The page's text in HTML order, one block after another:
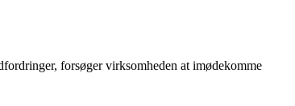
forsøger virksomheden at imødekomme